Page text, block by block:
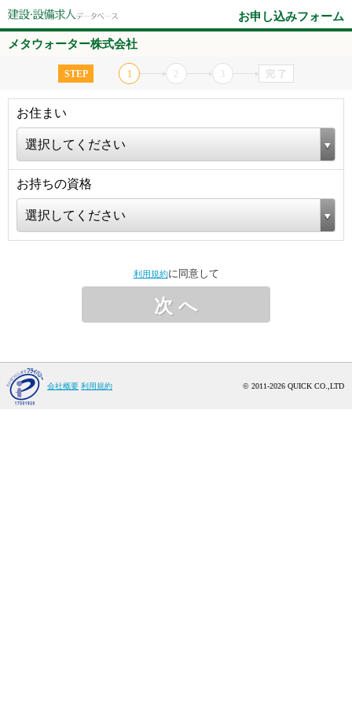
お申し込みフォーム
メタウォーター株式会社
STEP 1 2 完 了
お住まい
選択してください
お持ちの資格
選択してください
利用規約に同意して
次 へ
© 2011-2026 QUICK CO.,LTD
会社概要 利用規約